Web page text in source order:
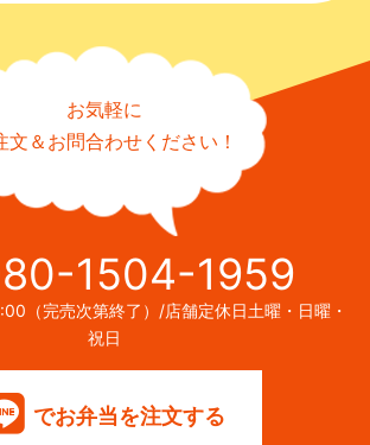
お気軽に
文＆お問合わせください！
1504-1959
（完売次第終了）/店舗定休日土曜・日曜・
祝日
でお弁当を注文する